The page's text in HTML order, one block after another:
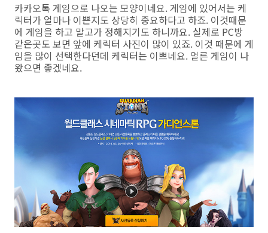
카카오톡 게임으로 나오는 모양이네요. 게임에 있어서는 케
릭터가 얼마나 이쁜지도 상당히 중요하다고 하죠. 이것때문
에 게임을 하고 말고가 정해지기도 하니까요. 실제로 PC방
같은곳도 보면 앞에 케릭터 사진이 많이 있죠. 이것 때문에 게
임을 많이 선택한다던데 케릭터는 이쁘네요. 얼른 게임이 나
왔으면 좋겠네요.